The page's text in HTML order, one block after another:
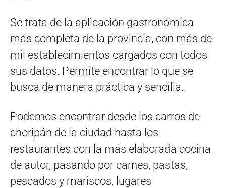
Se trata de la aplicación gastronómica
más completa de la provincia, con más de
mil establecimientos cargados con todos
sus datos. Permite encontrar lo que se
busca de manera práctica y sencilla.
Podemos encontrar desde los carros de
choripán de la ciudad hasta los
restaurantes con la más elaborada cocina
de autor, pasando por carnes, pastas,
pescados y mariscos, lugares